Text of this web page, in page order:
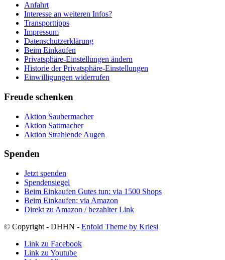
Anfahrt
Interesse an weiteren Infos?
Transporttipps
Impressum
Datenschutzerklärung
Beim Einkaufen
Privatsphäre-Einstellungen ändern
Historie der Privatsphäre-Einstellungen
Einwilligungen widerrufen
Freude schenken
Aktion Saubermacher
Aktion Sattmacher
Aktion Strahlende Augen
Spenden
Jetzt spenden
Spendensiegel
Beim Einkaufen Gutes tun: via 1500 Shops
Beim Einkaufen: via Amazon
Direkt zu Amazon / bezahlter Link
© Copyright - DHHN - Enfold Theme by Kriesi
Link zu Facebook
Link zu Youtube